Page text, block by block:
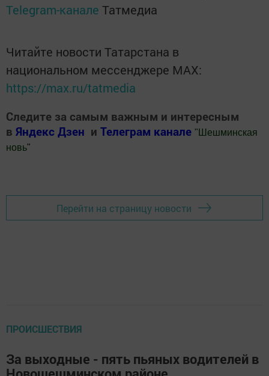
Telegram-канале Татмедиа
Читайте новости Татарстана в
национальном мессенджере MАХ:
https://max.ru/tatmedia
Следите за самым важным и интересным
в Яндекс Дзен и Телеграм канале " Шешминская
новь"
Перейти на страницу новости
ПРОИСШЕСТВИЯ
За выходные - пять пьяных водителей в